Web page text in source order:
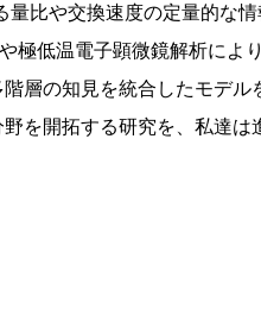
比や交換速度の定量的な
極低温電子顕微鏡解析に
層の知見を統合したモデ
を開拓する研究を、私達は